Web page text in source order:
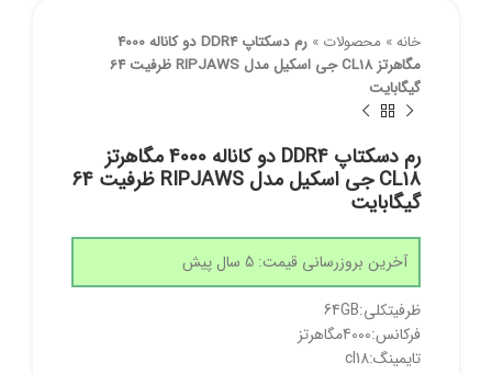
خانه» محصولات »
رم دسکتاپ DDR4 دو کاناله 4000
مگاهرتز CL18 جی اسکیل مدل RIPJAWS ظرفیت 64
گیگابایت
رم دسکتاپ DDR4 دو کاناله 4000 مگاهرتز
CL18 جی اسکیل مدل RIPJAWS ظرفیت 64
گیگابایت
آخرین بروزرسانی قیمت: 5 سال پیش
ظرفیتکلی:64GB
فرکانس:4000مگاهرتز
تایمینگ:cl18